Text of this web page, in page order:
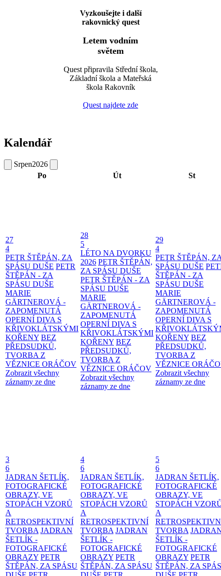
Vyzkoušejte i další
rakovnický quest
Letem vodním
světem
Quest připravila Střední škola,
Základní škola a Mateřská
škola Rakovník
Quest najdete zde
Kalendář
Srpen2026
Po
Út St
27
4
PETR ŠTĚPÁN, ZA
SPÁSU DUŠE PETR
ŠTĚPÁN - ZA
SPÁSU DUŠE
MARIE
GÄRTNEROVÁ -
ZAPOMENUTÁ
OPERNÍ DIVA S
KŘIVOKLÁTSKÝMI
KOŘENY BEZ
PŘEDSUDKŮ,
TVORBA Z
VĚZNICE ORÁČOV
Zobrazit všechny
záznamy ze dne
28
5
LÉTO NA DVORKU
2026 PETR ŠTĚPÁN,
ZA SPÁSU DUŠE
PETR ŠTĚPÁN - ZA
SPÁSU DUŠE
MARIE
GÄRTNEROVÁ -
ZAPOMENUTÁ
OPERNÍ DIVA S
KŘIVOKLÁTSKÝMI
KOŘENY BEZ
PŘEDSUDKŮ,
TVORBA Z
VĚZNICE ORÁČOV
Zobrazit všechny
záznamy ze dne
29
4
PETR ŠTĚPÁN,
SPÁSU DUŠE
ŠTĚPÁN - ZA
SPÁSU DUŠE
MARIE
GÄRTNEROVÁ -
ZAPOMENUTÁ
OPERNÍ DIVA S
KOŘENY BEZ
PŘEDSUDKŮ,
TVORBA Z
VĚZNICE
Zobrazit všechny
záznamy ze dne
3
6
JADRAN ŠETLÍK,
FOTOGRAFICKÉ
OBRAZY, VE
STOPÁCH VZORŮ
A
RETROSPEKTIVNÍ
TVORBA JADRAN
ŠETLÍK -
FOTOGRAFICKÉ
OBRAZY PETR
ŠTĚPÁN, ZA SPÁSU
4
6
JADRAN ŠETLÍK,
FOTOGRAFICKÉ
OBRAZY, VE
STOPÁCH VZORŮ
A
RETROSPEKTIVNÍ
TVORBA JADRAN
ŠETLÍK -
FOTOGRAFICKÉ
OBRAZY PETR
ŠTĚPÁN, ZA SPÁSU
5
6
JADRAN ŠETLÍK,
FOTOGRAFICKÉ
OBRAZY, VE
STOPÁCH
A
TVORBA
ŠETLÍK -
FOTOGRAFICKÉ
OBRAZY PETR
ŠTĚPÁN, ZA